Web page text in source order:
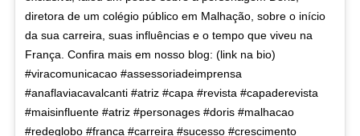
diretora de um colégio público em Malhação, sobre o início
da sua carreira, suas influências e o tempo que viveu na
França. Confira mais em nosso blog: (link na bio)
#viracomunicacao #assessoriadeimprensa
#anaflaviacavalcanti #atriz #capa #revista #capaderevista
#maisinfluente #atriz #personages #doris #malhacao
#redeglobo #franca #carreira #sucesso #crescimento